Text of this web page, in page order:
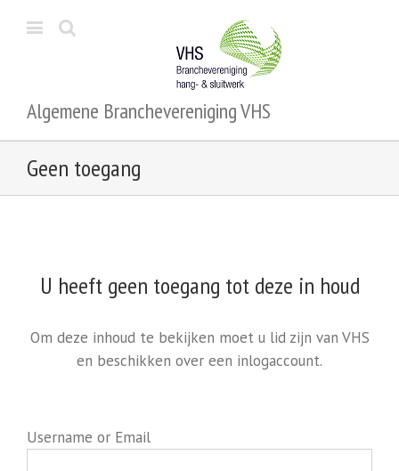
Algemene Branchevereniging VHS
Geen toegang
U heeft geen toegang tot deze in houd
Om deze inhoud te bekijken moet u lid zijn van VHS
en beschikken over een inlogaccount.
Username or Email